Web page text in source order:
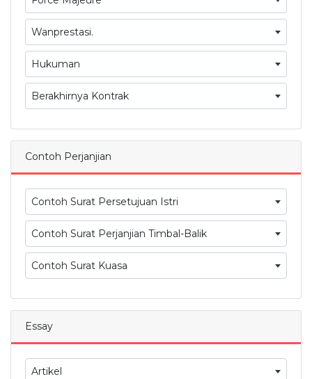
Wanprestasi.
Hukuman
Berakhirnya Kontrak
Contoh Perjanjian
Contoh Surat Persetujuan Istri
Contoh Surat Perjanjian Timbal-Balik
Contoh Surat Kuasa
Essay
Artikel